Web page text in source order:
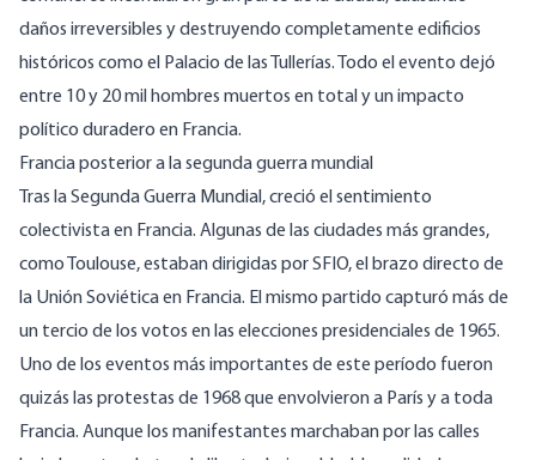
daños irreversibles y destruyendo completamente edificios
históricos como el Palacio de las Tullerías. Todo el evento dejó
entre 10 y 20 mil hombres muertos en total y un impacto
político duradero en Francia.
Francia posterior a la segunda guerra mundial
Tras la Segunda Guerra Mundial, creció el sentimiento
colectivista en Francia. Algunas de las ciudades más grandes,
como Toulouse, estaban dirigidas por SFIO, el brazo directo de
la Unión Soviética en Francia. El mismo partido capturó más de
un tercio de los votos en las elecciones presidenciales de 1965.
Uno de los eventos más importantes de este período fueron
quizás las protestas de 1968 que envolvieron a París y a toda
Francia. Aunque los manifestantes marchaban por las calles